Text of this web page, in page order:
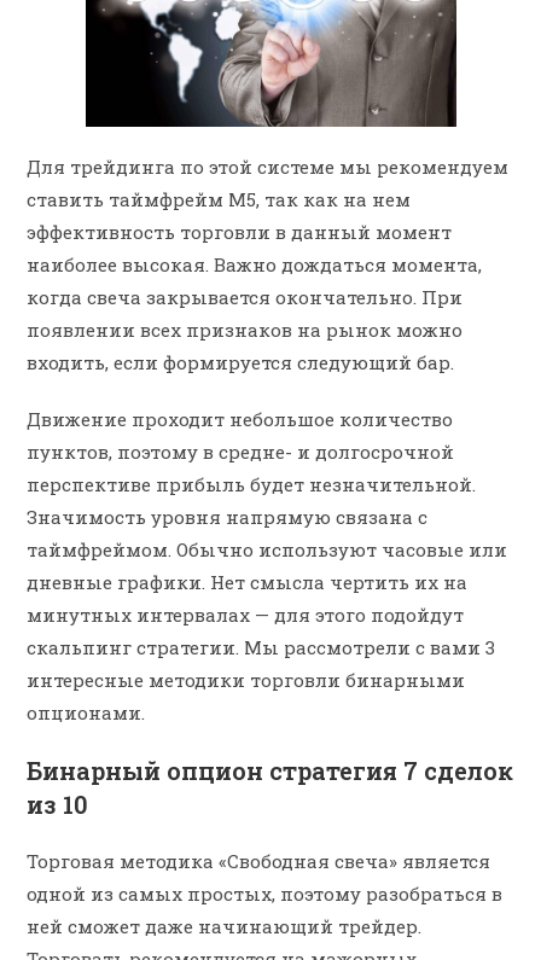
Для трейдинга по этой системе мы рекомендуем
ставить таймфрейм М5, так как на нем
эффективность торговли в данный момент
наиболее высокая. Важно дождаться момента,
когда свеча закрывается окончательно. При
появлении всех признаков на рынок можно
входить, если формируется следующий бар.
Движение проходит небольшое количество
пунктов, поэтому в средне- и долгосрочной
перспективе прибыль будет незначительной.
Значимость уровня напрямую связана с
таймфреймом. Обычно используют часовые или
дневные графики. Нет смысла чертить их на
минутных интервалах — для этого подойдут
скальпинг стратегии. Мы рассмотрели с вами 3
интересные методики торговли бинарными
опционами.
Бинарный опцион стратегия 7 сделок
из 10
Торговая методика «Свободная свеча» является
одной из самых простых, поэтому разобраться в
ней сможет даже начинающий трейдер.